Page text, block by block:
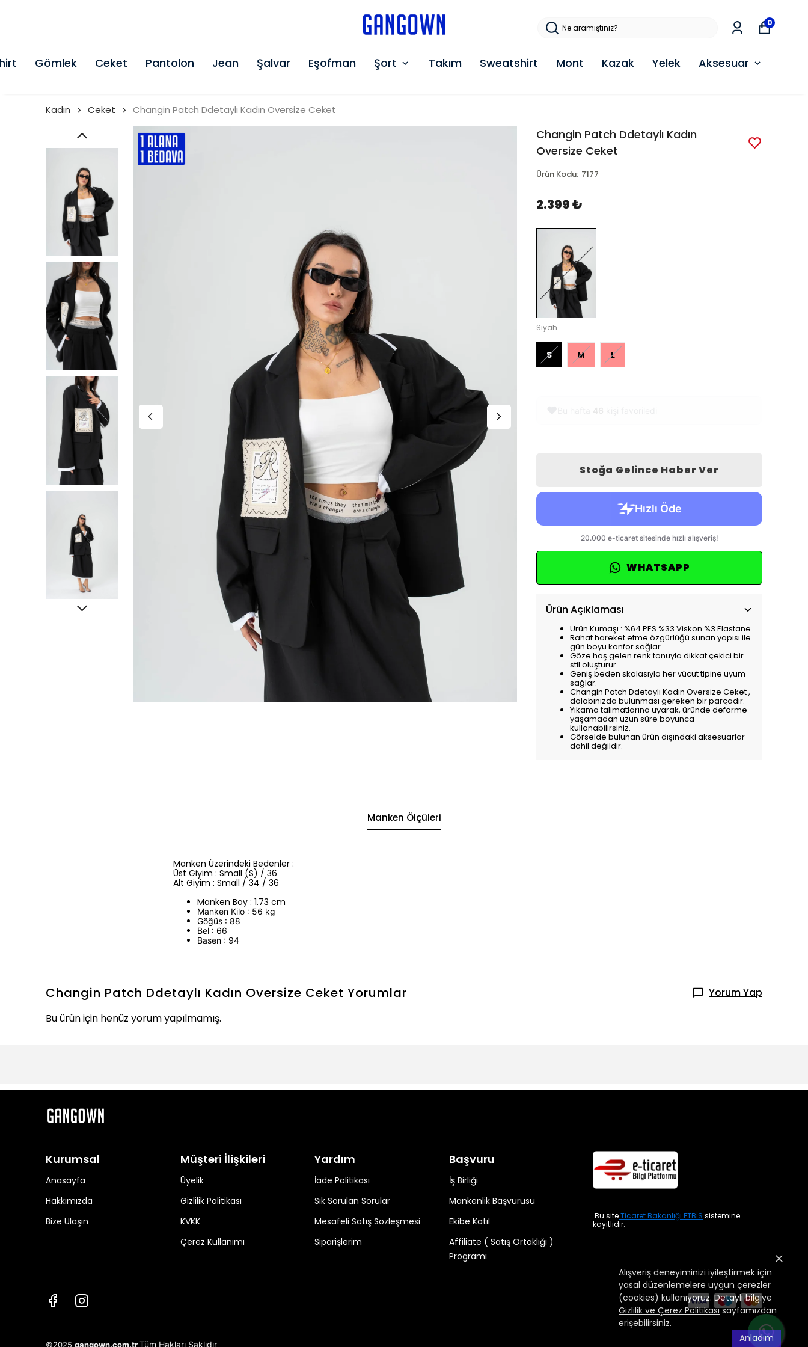
Gömlek Ceket Pantolon Jean Şalvar Eşofman Şort Takım Sweatshirt Mont Kazak Yelek Aksesuar
0
Alışveriş deneyiminizi iyileştirmek için
yasal düzenlemelere uygun çerezler
(cookies) kullanıyoruz. Detaylı bilgiye
Gizlilik ve Çerez Politikasısayfamızdan
erişebilirsiniz.
Anladım
Kadın Ceket Changin Patch Ddetaylı Kadın Oversize Ceket
Changin Patch Ddetaylı Kadın
Oversize Ceket
Ürün Kodu: 7177
2.399 ₺
Siyah
S M L
Stoğa Gelince Haber Ver
WHATSAPP
Ürün Açıklaması
Ürün Kumaşı : %64 PES %33 Viskon %3 Elastane
Rahat hareket etme özgürlüğü sunan yapısı ile
gün boyu konfor sağlar.
Göze hoş gelen renk tonuyla dikkat çekici bir
stil oluşturur.
Geniş beden skalasıyla her vücut tipine uyum
sağlar.
Changin Patch Ddetaylı Kadın Oversize Ceket ,
dolabınızda bulunması gereken bir parçadır.
Yıkama talimatlarına uyarak, üründe deforme
yaşamadan uzun süre boyunca
kullanabilirsiniz.
Görselde bulunan ürün dışındaki aksesuarlar
dahil değildir.
Manken Ölçüleri
Manken Üzerindeki Bedenler :
Üst Giyim : Small (S) / 36
Alt Giyim : Small / 34 / 36
Manken Boy : 1.73 cm
Manken Kilo : 56 kg
Göğüs : 88
Bel : 66
Basen : 94
Changin Patch Ddetaylı Kadın Oversize Ceket Yorumlar
Yorum Yap
Bu ürün için henüz yorum yapılmamış.
Kurumsal
Anasayfa
Hakkımızda
Bize Ulaşın
Müşteri İlişkileri
Üyelik
Gizlilik Politikası
KVKK
Çerez Kullanımı
Yardım
İade Politikası
Sık Sorulan Sorular
Mesafeli Satış Sözleşmesi
Siparişlerim
Başvuru
İş Birliği
Mankenlik Başvurusu
Ekibe Katıl
Affiliate ( Satış Ortaklığı )
Programı
Bu siteTicaret Bakanlığı ETBİS sistemine
kayıtlıdır.
©2025 gangown.com.trTüm Hakları Saklıdır